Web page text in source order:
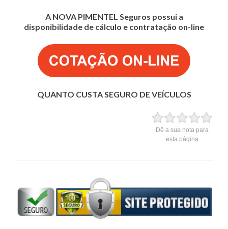
A NOVA PIMENTEL Seguros possui a
disponibilidade de cálculo e contratação on-line
QUANTO CUSTA SEGURO DE VEÍCULOS
Dê a sua nota para
esta página